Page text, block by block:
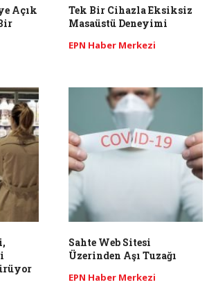
Açık
Tek Bir Cihazla Eksiksiz
Masaüstü Deneyimi
EPN Haber Merkezi
Sahte Web Sitesi
Üzerinden Aşı Tuzağı
EPN Haber Merkezi